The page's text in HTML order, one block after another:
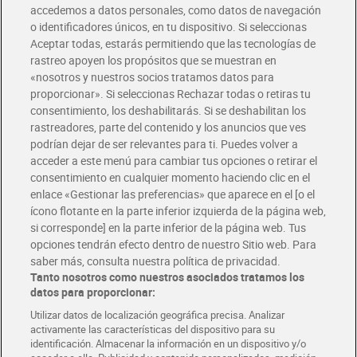
Envío gratis por compras superiores a 100€
Envío estandar por 4,99€
Glovo y Uber Eats
Solicita tu factura de Glovo o Uber Eats
Únete al CLUB Dia
Disfruta las ventajas y ofertas exclusivas.
Descárgate la APP Dia
Folletos y Tiendas
Descubre las mejores ofertas y busca tu tienda más cercana
Tarjeta MaX Dia
Te devuelve hasta 8€/mes de tus compras.
¡Solicita tu tarjeta de crédito aquí!
COMER MEJOR CADA DIA
accedemos a datos personales, como datos de navegación
o identificadores únicos, en tu dispositivo. Si seleccionas
Aceptar todas, estarás permitiendo que las tecnologías de
rastreo apoyen los propósitos que se muestran en
«nosotros y nuestros socios tratamos datos para
proporcionar». Si seleccionas Rechazar todas o retiras tu
consentimiento, los deshabilitarás. Si se deshabilitan los
rastreadores, parte del contenido y los anuncios que ves
podrían dejar de ser relevantes para ti. Puedes volver a
acceder a este menú para cambiar tus opciones o retirar el
consentimiento en cualquier momento haciendo clic en el
enlace «Gestionar las preferencias» que aparece en el [o el
ícono flotante en la parte inferior izquierda de la página web,
si corresponde] en la parte inferior de la página web. Tus
opciones tendrán efecto dentro de nuestro Sitio web. Para
saber más, consulta nuestra política de privacidad.
Tanto nosotros como nuestros asociados tratamos los
datos para proporcionar:
Utilizar datos de localización geográfica precisa. Analizar
activamente las características del dispositivo para su
identificación. Almacenar la información en un dispositivo y/o